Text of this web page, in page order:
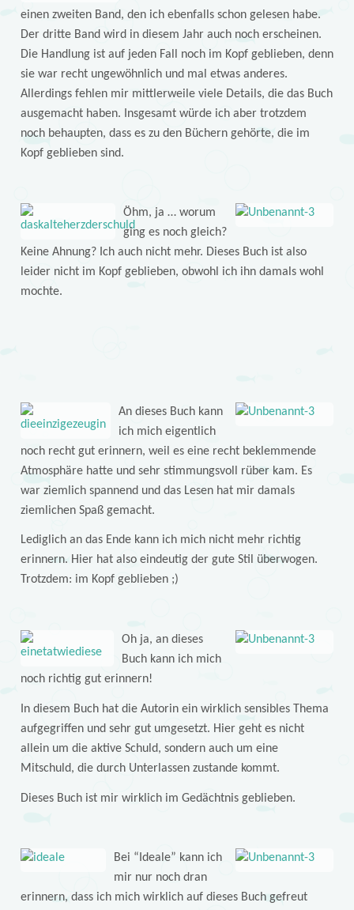
einen zweiten Band, den ich ebenfalls schon gelesen habe.
Der dritte Band wird in diesem Jahr auch noch erscheinen.
Die Handlung ist auf jeden Fall noch im Kopf geblieben, denn
sie war recht ungewöhnlich und mal etwas anderes.
Allerdings fehlen mir mittlerweile viele Details, die das Buch
ausgemacht haben. Insgesamt würde ich aber trotzdem
noch behaupten, dass es zu den Büchern gehörte, die im
Kopf geblieben sind.
Öhm, ja … worum
ging es noch gleich?
Keine Ahnung? Ich auch nicht mehr. Dieses Buch ist also
leider nicht im Kopf geblieben, obwohl ich ihn damals wohl
mochte.
An dieses Buch kann
ich mich eigentlich
noch recht gut erinnern, weil es eine recht beklemmende
Atmosphäre hatte und sehr stimmungsvoll rüber kam. Es
war ziemlich spannend und das Lesen hat mir damals
ziemlichen Spaß gemacht.
Lediglich an das Ende kann ich mich nicht mehr richtig
erinnern. Hier hat also eindeutig der gute Stil überwogen.
Trotzdem: im Kopf geblieben ;)
Oh ja, an dieses
Buch kann ich mich
noch richtig gut erinnern!
In diesem Buch hat die Autorin ein wirklich sensibles Thema
aufgegriffen und sehr gut umgesetzt. Hier geht es nicht
allein um die aktive Schuld, sondern auch um eine
Mitschuld, die durch Unterlassen zustande kommt.
Dieses Buch ist mir wirklich im Gedächtnis geblieben.
Bei “Ideale” kann ich
mir nur noch dran
erinnern, dass ich mich wirklich auf dieses Buch gefreut